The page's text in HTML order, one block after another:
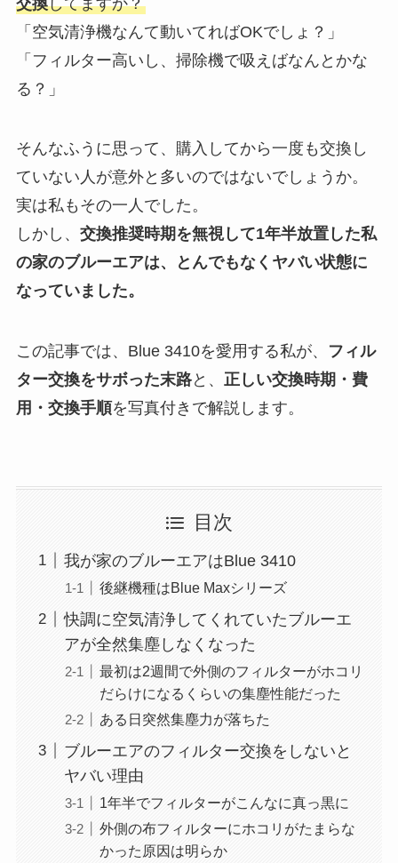
「空気清浄機なんて動いてればOKでしょ？」
「フィルター高いし、掃除機で吸えばなんとかな
る？」
そんなふうに思って、購入してから一度も交換し
ていない人が意外と多いのではないでしょうか。
実は私もその一人でした。
しかし、 交換推奨時期を無視して1年半放置した私
の家のブルーエアは、とんでもなくヤバい状態に
なっていました。
この記事では、Blue 3410を愛用する私が、
フィル
ター交換をサボった末路と、 正しい交換時期・費
用・交換手順を写真付きで解説します。
目次
我が家のブルーエアはBlue 3410
後継機種はBlue Maxシリーズ
快調に空気清浄してくれていたブルーエ
アが全然集塵しなくなった
最初は2週間で外側のフィルターがホコリ
だらけになるくらいの集塵性能だった
ある日突然集塵力が落ちた
ブルーエアのフィルター交換をしないと
ヤバい理由
1年半でフィルターがこんなに真っ黒に
外側の布フィルターにホコリがたまらな
かった原因は明らか